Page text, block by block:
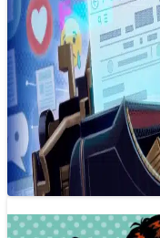
AI không thay
16/12/2024 09:20
AI không phải là một
công cụ đầy tiềm